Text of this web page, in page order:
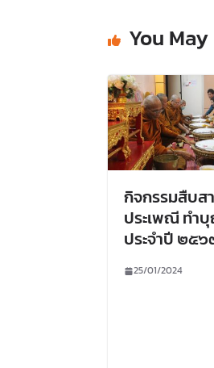
You
กิจกรรมสืบส
ประเพณี ทำ
ประจำปี ๒๕
25/01/2024